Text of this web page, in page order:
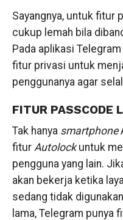
Sayangnya, untuk fitur
cukup lemah bila
Pada aplikasi
fitur privasi untuk
penggunanya agar
FITUR PASSCODE
Tak hanya smartphone
fitur Autolockuntuk
pengguna yang lain.
akan bekerja ketika
sedang tidak
lama, Telegram punya